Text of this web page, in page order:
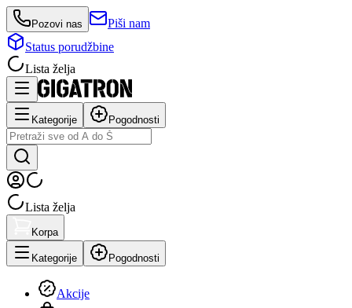
Pozovi nas
Piši nam
Status porudžbine
Lista želja
Kategorije Pogodnosti
Lista želja
Korpa
Kategorije Pogodnosti
Akcije